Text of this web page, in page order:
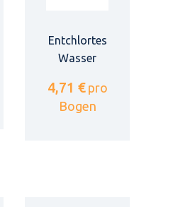
Entchlortes
Wasser
4,71 € pro
Bogen